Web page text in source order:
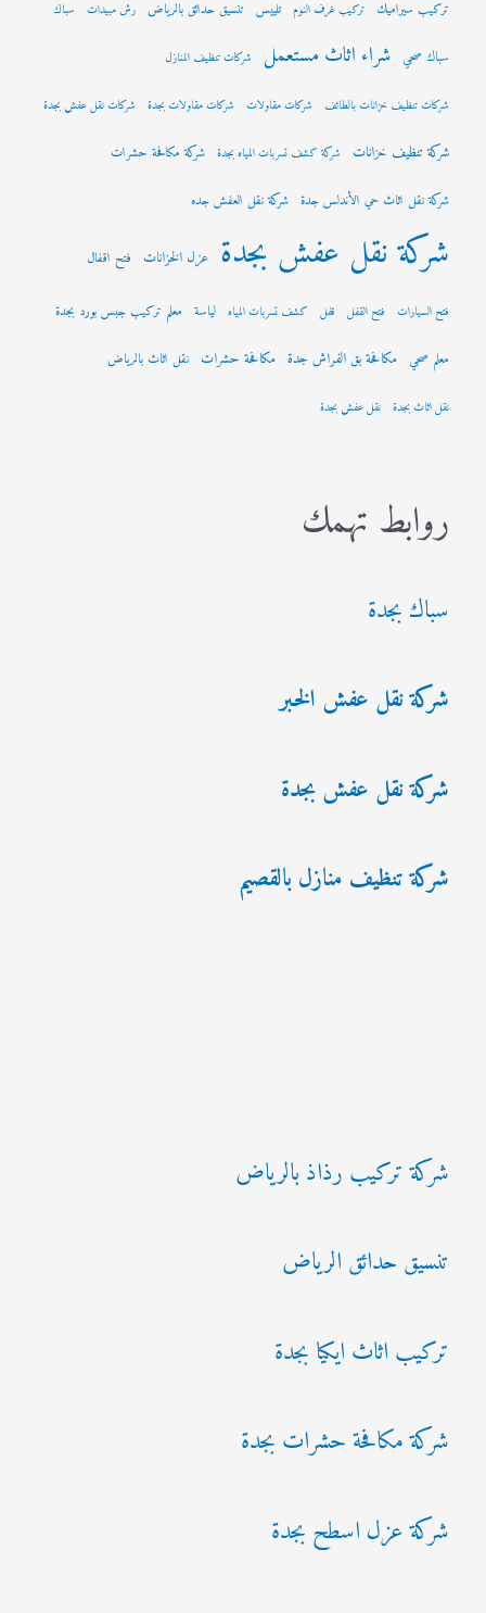
تركيب سيراميك تركيب غرف النوم تلييس تنسيق حدائق بالرياض رش مبيدات سباك
سباك صحي شراء اثاث مستعمل شركات تنظيف المنازل
شركات تنظيف خزانات بالطائف شركات مقاولات شركات مقاولات بجدة شركات نقل عفش بجدة
شركة تنظيف خزانات شركة كشف تسربات المياه بجدة شركة مكافحة حشرات
شركة نقل اثاث حي الأندلس جدة شركة نقل العفش جده
شركة نقل عفش بجدة عزل الخزانات فتح اقفال
فتح السيارات فتح القفل قفل كشف تسربات المياه لياسة معلم تركيب جبس بورد بجدة
معلم صحي مكافحة بق الفراش جدة مكافحة حشرات نقل اثاث بالرياض
نقل اثاث بجدة نقل عفش بجدة
روابط تهمك
سباك بجدة
شركة نقل عفش الخبر
شركة نقل عفش بجدة
شركة تنظيف منازل بالقصيم
شركة تركيب رذاذ بالرياض
تنسيق حدائق الرياض
تركيب اثاث ايكيا بجدة
شركة مكافحة حشرات بجدة
شركة عزل اسطح بجدة